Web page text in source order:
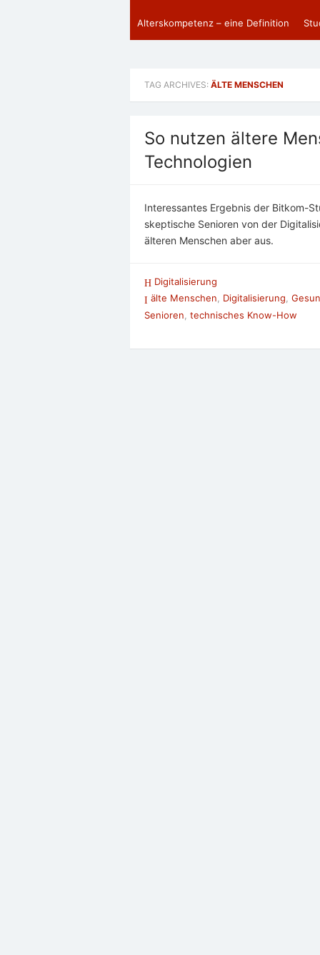
Alterskompetenz – eine Definition
TAG ARCHIVES: ÄLTE MENSCHEN
So nutzen ältere
Technologien
Interessantes Ergebnis der Bitkom-
skeptische Senioren von der
älteren Menschen aber aus.
Digitalisierung
älte Menschen, Digitalisierung,
Senioren technisches Know-How